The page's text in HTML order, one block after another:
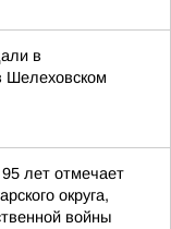
в
Шелеховском
лет отмечает
округа,
войны